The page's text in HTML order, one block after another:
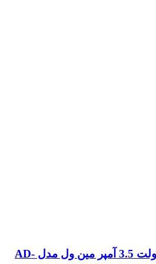
منبع تغذیه و شارژر 12 ولت 3.5 آمپر مین ول مدل AD-